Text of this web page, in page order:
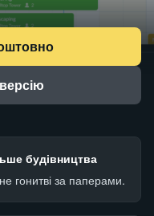
будівництва
гонитві за паперами.